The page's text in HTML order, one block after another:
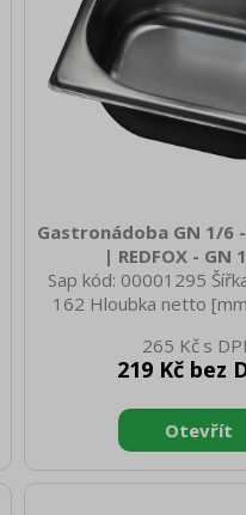
Gastronádoba GN 1/6
| REDFOX - GN
Sap kód: 00001295
162 Hloubka netto
0.30 Šířka brutto [mm]:
brutto [mm]: 540
Materiál: AISI 304 Vnější
Nerezové Hloubka GN
65 Velikost GN / EN
265 Kč
219 Kč bez